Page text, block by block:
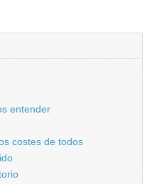
entender
costes de todos